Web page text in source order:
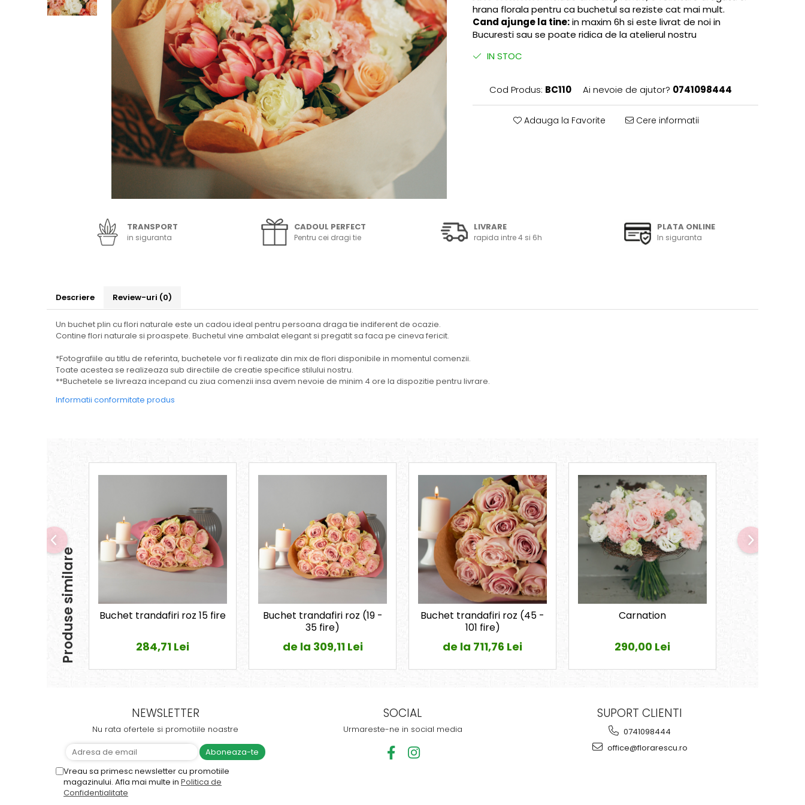
hrana florala pentru ca buchetul sa reziste cat mai mult.
Cand ajunge la tine:in maxim 6h si este livrat de noi in
Bucuresti sau se poate ridica de la atelierul nostru
IN STOC
Cod Produs: BC110 Ai nevoie de ajutor? 0741098444
Adauga la Favorite Cere informatii
TRANSPORT
in siguranta
CADOUL PERFECT
Pentru cei dragi tie
LIVRARE
rapida intre 4 si 6h
PLATA ONLINE
In siguranta
Descriere Review-uri (0)
Un buchet plin cu flori naturale este un cadou ideal pentru persoana draga tie indiferent de ocazie.
Contine flori naturale si proaspete. Buchetul vine ambalat elegant si pregatit sa faca pe cineva fericit.
*Fotografiile au titlu de referinta, buchetele vor fi realizate din mix de flori disponibile in momentul comenzii.
Toate acestea se realizeaza sub directiile de creatie specifice stilului nostru.
**Buchetele se livreaza incepand cu ziua comenzii insa avem nevoie de minim 4 ore la dispozitie pentru livrare.
Informatii conformitate produs
Produse similare Buchet trandafiri roz 15 fire
284,71 Lei
Buchet trandafiri roz (19 -
35 fire)
de la 309,11 Lei
Buchet trandafiri roz (45 -
101 fire)
de la 711,76 Lei
Carnation
290,00 Lei
NEWSLETTER
Nu rata ofertele si promotiile noastre
Vreau sa primesc newsletter cu promotiile
magazinului. Afla mai multe in Politica de
Confidentialitate
SOCIAL
Urmareste-ne in social media
SUPORT CLIENTI
0741098444
office@florarescu.ro